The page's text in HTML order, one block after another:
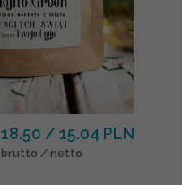
18.50 / 15.04 PLN
brutto / netto